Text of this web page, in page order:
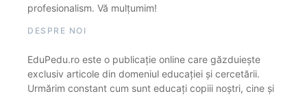
profesionalism. Vă mulțumim!
DESPRE NOI
EduPedu.ro este o publicație online care găzduiește
exclusiv articole din domeniul educației și cercetării.
Urmărim constant cum sunt educați copiii noștri, cine și